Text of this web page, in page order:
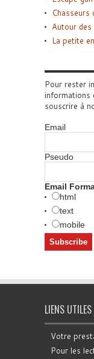
Chasseurs
Autour
La petite
Pour rester
informations
souscrire à
Email
Pseudo
Email
html
text
mobile
LIENS UTILES
Votre
Pour les